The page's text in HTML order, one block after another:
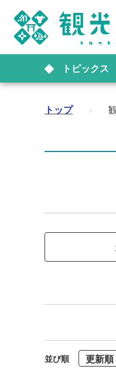
トピックス
トップ ›
並び順 更新順